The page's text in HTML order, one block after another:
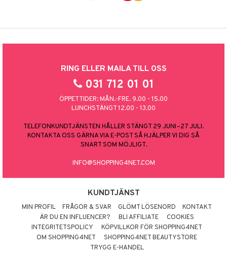
RING ELLER MAILA TILL OSS
031 712 01 01
ÖPPETTIDER: MÅN.-FRE. 9.00 - 15.00
LUNCHSTÄNGT 12.00 - 13.00
TELEFONKUNDTJÄNSTEN HÅLLER STÄNGT 29 JUNI–27 JULI.
KONTAKTA OSS GÄRNA VIA E-POST SÅ HJÄLPER VI DIG SÅ
SNART SOM MÖJLIGT.
INFO@SHOPPING4NET.COM
KUNDTJÄNST
MIN PROFIL FRÅGOR & SVAR GLÖMT LÖSENORD
KONTAKT
ÄR DU EN INFLUENCER?
BLI AFFILIATE
COOKIES
INTEGRITETSPOLICY
KÖPVILLKOR FÖR SHOPPING4NET
OM SHOPPING4NET
SHOPPING4NET BEAUTYSTORE
TRYGG E-HANDEL